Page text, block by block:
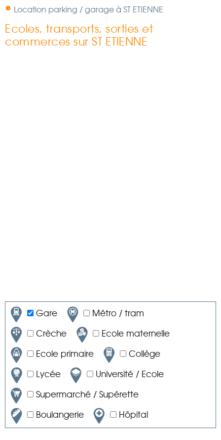
Location parking / garage à ST ETIENNE
Ecoles, transports, sorties et
commerces sur ST ETIENNE
Gare Métro / tram
Crèche Ecole maternelle
Ecole primaire Collège
Lycée Université / Ecole
Supermarché / Supérette
Boulangerie Hôpital